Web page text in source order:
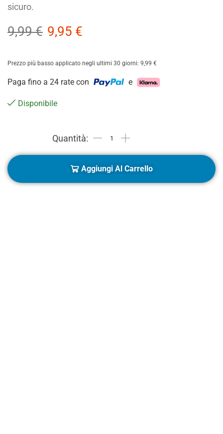
sicuro.
9,99€ 9,95 €
Prezzo più basso applicato negli ultimi 30 giorni: 9,99 €
Paga fino a 24 rate con e
Disponibile
Aggiungi Al Carrello